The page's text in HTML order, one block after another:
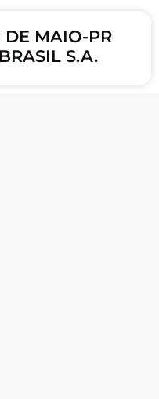
MAIO-PR
S.A.